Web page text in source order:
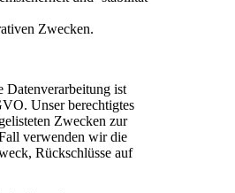
Zwecken.
Datenverarbeitung ist
Unser berechtigtes
Zwecken zur
verwenden wir die
Rückschlüsse auf